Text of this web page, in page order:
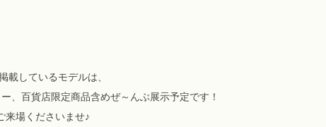
載しているモデルは、
、百貨店限定商品含めぜ～んぶ展示予定です！
来場くださいませ♪